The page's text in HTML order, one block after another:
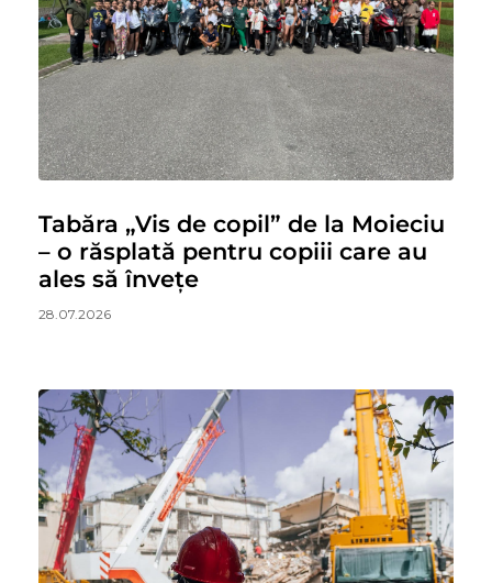
Tabăra „Vis de copil” de la Moieciu
– o răsplată pentru copiii care au
ales să învețe
28.07.2026